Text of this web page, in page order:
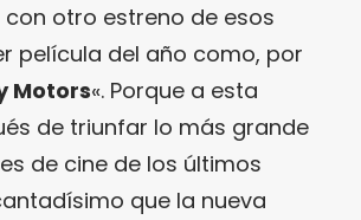
otro estreno de esos
película del año como, por
Motors«. Porque a esta
de triunfar lo más grande
de cine de los últimos
que la nueva